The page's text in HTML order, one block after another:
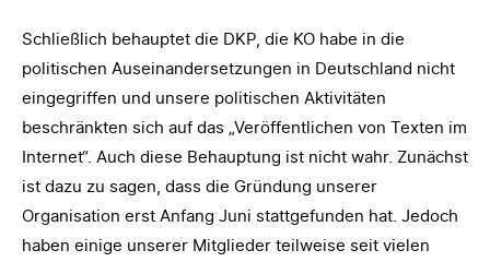
Schließlich behauptet die DKP, die KO habe in die
politischen Auseinandersetzungen in Deutschland nicht
eingegriffen und unsere politischen Aktivitäten
beschränkten sich auf das „Veröffentlichen von Texten im
Internet“. Auch diese Behauptung ist nicht wahr. Zunächst
ist dazu zu sagen, dass die Gründung unserer
Organisation erst Anfang Juni stattgefunden hat. Jedoch
haben einige unserer Mitglieder teilweise seit vielen